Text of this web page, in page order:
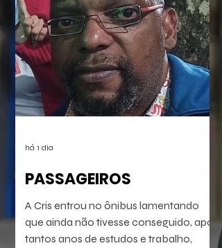
PASSAGEIROS
A Cris entrou no ônibus lamentando
que ainda não tivesse conseguido, após
tantos anos de estudos e trabalho,
há 1 dia